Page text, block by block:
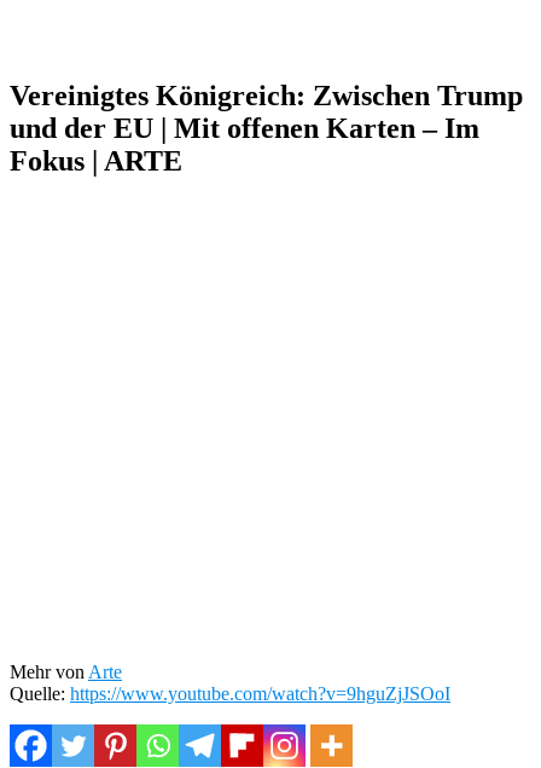
Vereinigtes Königreich: Zwischen Trump
und der EU | Mit offenen Karten – Im
Fokus | ARTE
Mehr von Arte
Quelle: https://www.youtube.com/watch?v=9hguZjJSOoI